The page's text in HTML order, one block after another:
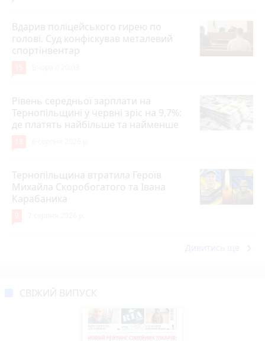
Вдарив поліцейського гирею по
голові. Суд конфіскував металевий
спортінвентар
Рівень середньої зарплати на
Тернопільщині у червні зріс на 9,7%:
де платять найбільше та найменше
Тернопільщина втратила Героїв
Михайла Скоробогатого та Івана
Карабаника